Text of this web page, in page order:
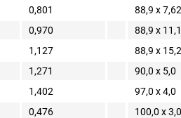
0,801 88,9 x 7,62
0,970 88,9 x
1,127 88,9 x
1,271 90,0 x 5,0
1,402 97,0 x 4,0
0,476 100,0 x 3,0